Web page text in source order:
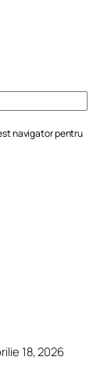
navigator pentru
18, 2026